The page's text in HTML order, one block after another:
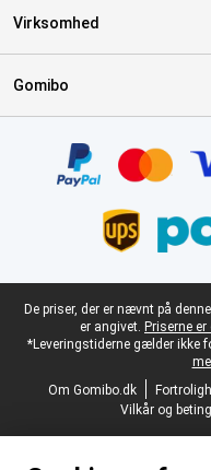
Virksomhed
Gomibo
Juridisk fodtekst
De priser, der er nævnt på
er angivet. Priserne
*Leveringstiderne gælder ikke
Om Gomibo.dk
Vilkår og